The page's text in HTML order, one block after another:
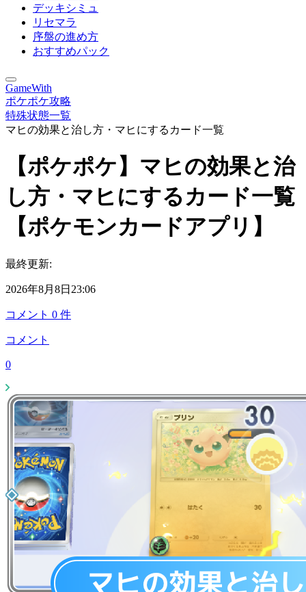
デッキシミュ
リセマラ
序盤の進め方
おすすめパック
GameWith
ポケポケ攻略
特殊状態一覧
マヒの効果と治し方・マヒにするカード一覧
【ポケポケ】マヒの効果と治
し方・マヒにするカード一覧
【ポケモンカードアプリ】
最終更新:
2026年8月8日23:06
コメント 0 件
コメント
0